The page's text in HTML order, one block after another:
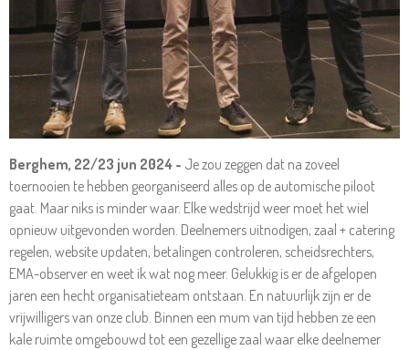
Berghem, 22/23 jun 2024 - Je zou zeggen dat na zoveel
toernooien te hebben georganiseerd alles op de automische piloot
gaat. Maar niks is minder waar. Elke wedstrijd weer moet het wiel
opnieuw uitgevonden worden. Deelnemers uitnodigen, zaal + catering
regelen, website updaten, betalingen controleren, scheidsrechters,
EMA-observer en weet ik wat nog meer. Gelukkig is er de afgelopen
jaren een hecht organisatieteam ontstaan. En natuurlijk zijn er de
vrijwilligers van onze club. Binnen een mum van tijd hebben ze een
kale ruimte omgebouwd tot een gezellige zaal waar elke deelnemer